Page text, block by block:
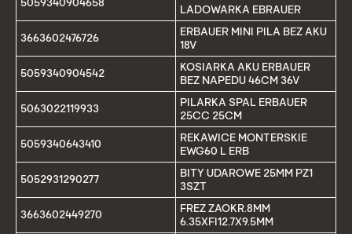
5059340904658
LADOWARKA EBRAUER
3663602476726
ERBAUER MINI PILA BEZ AKU
18V
5059340904542
KOSIARKA AKU ERBAUER
BEZ NAPEDU 46CM 36V
5063022119933
PILARKA SPAL ERBAUER
25CC 25CM
5059340643410
REKAWICE MONTERSKIE
EWG60 L ERB
5052931290277
BITY UDAROWE 25MM PZ1
3SZT
3663602449270
FREZ ZAOKR.8MM
6.35XFI12.7X9.5MM